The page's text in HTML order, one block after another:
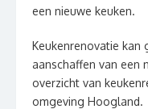
een nieuwe keuken.
Keukenrenovatie kan
aanschaffen van een
overzicht van
omgeving Hoogland.